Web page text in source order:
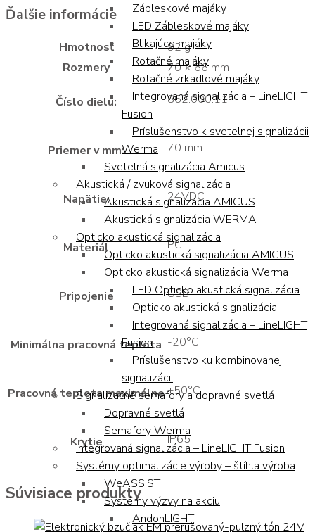
Zábleskové majáky
LED Zábleskové majáky
Blikajúce majáky
Rotačné majáky
Rotačné zrkadlové majáky
Integrovaná signalizácia – LineLIGHT
Fusion
Príslušenstvo k svetelnej signalizácii
Werma
Svetelná signalizácia Amicus
Akustická / zvuková signalizácia
Akustická signalizácia AMICUS
Akustická signalizácia WERMA
Opticko akustická signalizácia
Opticko akustická signalizácia AMICUS
Opticko akustická signalizácia Werma
LED Opticko akustická signalizácia
Opticko akustická signalizácia
Integrovaná signalizácia – LineLIGHT
Fusion
Príslušenstvo ku kombinovanej
signalizácii
Signalizačné semafory a dopravné svetlá
Dopravné svetlá
Semafory Werma
Integrovaná signalizácia – LineLIGHT Fusion
Systémy optimalizácie výroby – štíhla výroba
WeASSIST
Systémy výzvy na akciu
AndonLIGHT
Ďalšie informácie
Hmotnosť
92 g
Rozmery
70 × 66 mm
Číslo dielu: 862.000.11
Priemer v mm: 70 mm
Napätie: 24VDC
Materiál PC
Pripojenie USB
Minimálna pracovná teplota -20°C
Pracovná teplota maximálne+50°C
Krytie IP65
Súvisiace produkty